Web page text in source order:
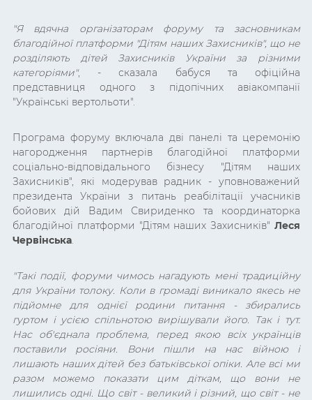
"Я вдячна організаторам форуму та засновникам
благодійної платформи "Дітям наших Захисників", що не
розділяють дітей Захисників України за різними
категоріями", - сказала бабуся та офіційна
представниця одного з підопічних авіакомпанії
"Українські вертольоти".
Програма форуму включала дві панелі та церемонію
нагородження партнерів благодійної платформи
соціально-відповідального бізнесу "Дітям наших
Захисників", які модерував радник - уповноважений
президента України з питань реабілітації учасників
бойових дій Вадим Свириденко та координаторка
благодійної платформи "Дітям наших Захисників" Леся
Червінська
"Такі події, форуми чимось нагадують мені традиційну
для України толоку. Коли в громаді виникало якесь не
підйомне для однієї родини питання - збирались
гуртом і усією спільнотою вирішували його. Так і тут.
Нас об'єднала проблема, перед якою всіх українців
поставили росіяни. Вони пішли на нас війною і
лишають наших дітей без батьківської опіки. Але всі ми
разом можемо показати цим діткам, що вони не
лишились одні. Що світ - великий і різний, що світ - не